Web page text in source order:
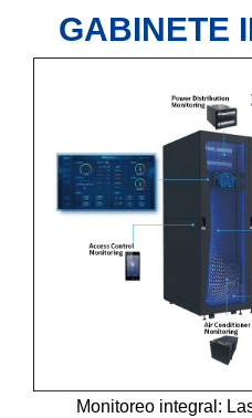
GABINETE
Monitoreo integral: